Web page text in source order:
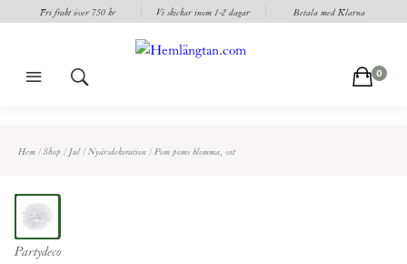
Fri frakt över 750 kr Vi skickar inom 1-2 dagar Betala med Klarna
m s c 0
Hem / Shop / Jul/ Nyårsdekoration / Pom poms blomma, vit
Partydeco